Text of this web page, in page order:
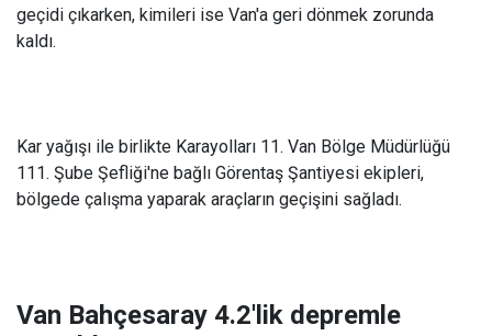
geçidi çıkarken, kimileri ise Van'a geri dönmek zorunda
kaldı.
Kar yağışı ile birlikte Karayolları 11. Van Bölge Müdürlüğü
111. Şube Şefliği'ne bağlı Görentaş Şantiyesi ekipleri,
bölgede çalışma yaparak araçların geçişini sağladı.
Van Bahçesaray 4.2'lik depremle